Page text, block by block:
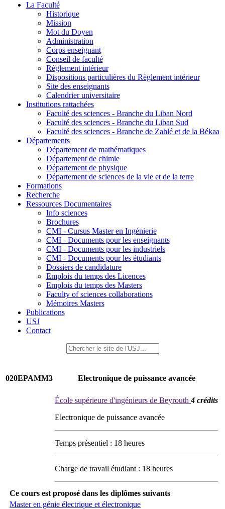
La Faculté
Historique
Mission
Mot du Doyen
Administration
Corps enseignant
Conseil de faculté
Règlement intérieur
Dispositions particulières du Règlement intérieur
Site des enseignants
Calendrier universitaire
Institutions rattachées
Faculté des sciences - Branche du Liban Nord
Faculté des sciences - Branche du Liban Sud
Faculté des sciences - Branche de Zahlé et de la Békaa
Départements
Département de mathématiques
Département de chimie
Département de physique
Département de sciences de la vie et de la terre
Formations
Recherche
Ressources Documentaires
Info sciences
Brochures
CMI - Cursus Master en Ingénierie
CMI - Documents pour les enseignants
CMI - Documents pour les industriels
CMI - Documents pour les étudiants
Dossiers de candidature
Emplois du temps des Licences
Emplois du temps des Masters
Faculty of sciences collaborations
Mémoires Masters
Publications
USJ
Contact
020EPAMM3 Electronique de puissance avancée
École supérieure d'ingénieurs de Beyrouth4 crédits
Electronique de puissance avancée
Temps présentiel : 18 heures
Charge de travail étudiant : 18 heures
Ce cours est proposé dans les diplômes suivants
Master en génie électrique et électronique